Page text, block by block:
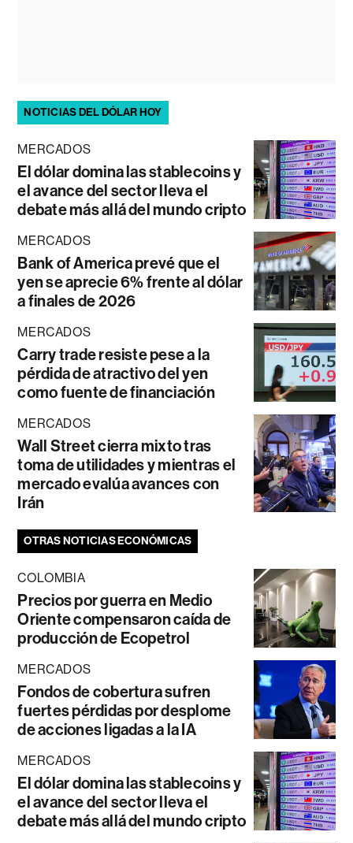
NOTICIAS DEL DÓLAR HOY
MERCADOS
El dólar domina las stablecoins y
el avance del sector lleva el
debate más allá del mundo cripto
MERCADOS
Bank of America prevé que el
yen se aprecie 6% frente al dólar
a finales de 2026
MERCADOS
Carry trade resiste pese a la
pérdida de atractivo del yen
como fuente de financiación
MERCADOS
Wall Street cierra mixto tras
toma de utilidades y mientras el
mercado evalúa avances con
Irán
OTRAS NOTICIAS ECONÓMICAS
COLOMBIA
Precios por guerra en Medio
Oriente compensaron caída de
producción de Ecopetrol
MERCADOS
Fondos de cobertura sufren
fuertes pérdidas por desplome
de acciones ligadas a la IA
MERCADOS
El dólar domina las stablecoins y
el avance del sector lleva el
debate más allá del mundo cripto